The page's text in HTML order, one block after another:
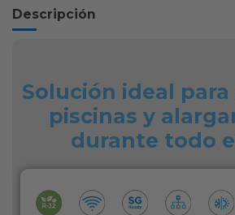
Descripción
Solución ideal
piscinas y
durante todo